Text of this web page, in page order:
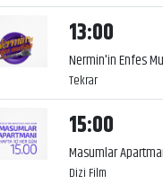
13:00
Nermin'in Enfes
Tekrar
15:00
Masumlar
Dizi Film